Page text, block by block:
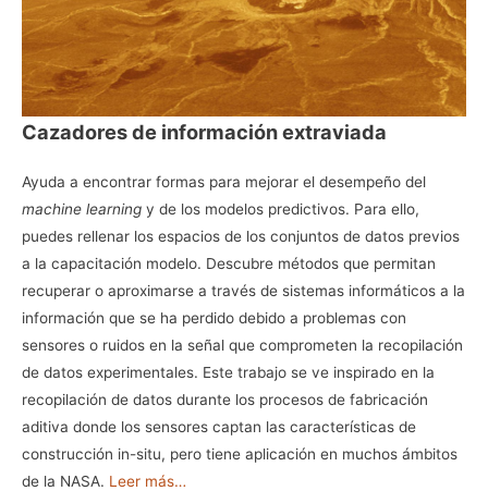
Cazadores de información extraviada
Ayuda a encontrar formas para mejorar el desempeño del
machine learning y de los modelos predictivos. Para ello,
puedes rellenar los espacios de los conjuntos de datos previos
a la capacitación modelo. Descubre métodos que permitan
recuperar o aproximarse a través de sistemas informáticos a la
información que se ha perdido debido a problemas con
sensores o ruidos en la señal que comprometen la recopilación
de datos experimentales. Este trabajo se ve inspirado en la
recopilación de datos durante los procesos de fabricación
aditiva donde los sensores captan las características de
construcción in-situ, pero tiene aplicación en muchos ámbitos
de la NASA. Leer más…